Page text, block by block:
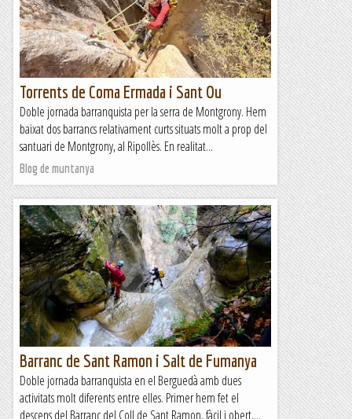
Torrents de Coma Ermada i Sant Ou
Doble jornada barranquista per la serra de Montgrony. Hem
baixat dos barrancs relativament curts situats molt a prop del
santuari de Montgrony, al Ripollès. En realitat...
Blog de muntanya
Barranc de Sant Ramon i Salt de Fumanya
Doble jornada barranquista en el Berguedà amb dues
activitats molt diferents entre elles. Primer hem fet el
descens del Barranc del Coll de Sant Ramon, fàcil i obert,...